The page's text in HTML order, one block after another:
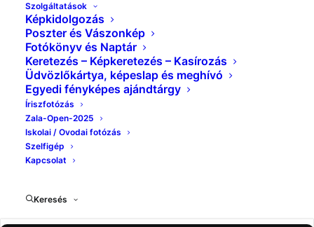
Szolgáltatások
Képkidolgozás
Poszter és Vászonkép
Fotókönyv és Naptár
Keretezés – Képkeretezés – Kasírozás
Üdvözlőkártya, képeslap és meghívó
Egyedi fényképes ajándtárgy
Íriszfotózás
Zala-Open-2025
Iskolai / Ovodai fotózás
Szelfigép
Kapcsolat
Keresés